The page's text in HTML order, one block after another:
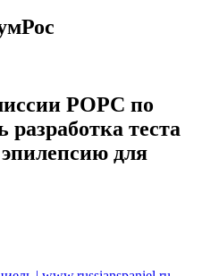
РОРС по
теста
для